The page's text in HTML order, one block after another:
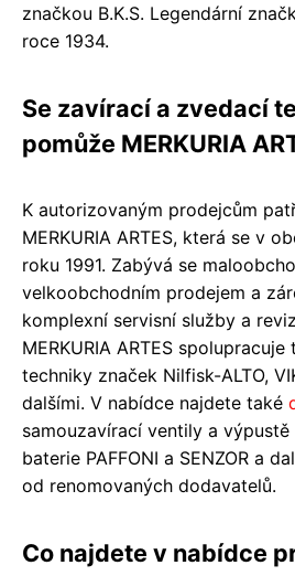
značkou B.K.S. Legendární
roce 1934.
Se zavírací a zvedací
pomůže MERKURIA
K autorizovaným prodejcům
MERKURIA ARTES, která se v
roku 1991. Zabývá se
velkoobchodním prodejem a
komplexní servisní služby a
MERKURIA ARTES
techniky značek Nilfisk-ALTO,
dalšími. V nabídce najdete také
samouzavírací ventily a výpustě
baterie PAFFONI a SENZOR a
od renomovaných dodavatelů.
Co najdete v nabídce